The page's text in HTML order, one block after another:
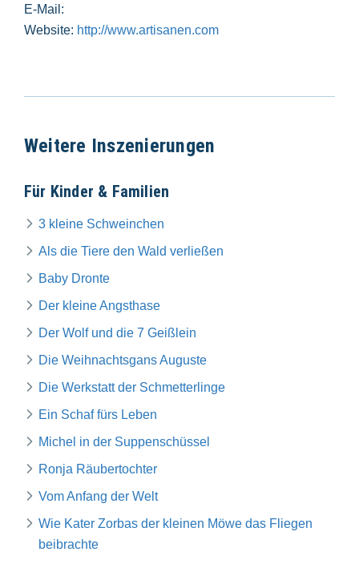
E-Mail:
Website: http://www.artisanen.com
Weitere Inszenierungen
Für Kinder & Familien
3 kleine Schweinchen
Als die Tiere den Wald verließen
Baby Dronte
Der kleine Angsthase
Der Wolf und die 7 Geißlein
Die Weihnachtsgans Auguste
Die Werkstatt der Schmetterlinge
Ein Schaf fürs Leben
Michel in der Suppenschüssel
Ronja Räubertochter
Vom Anfang der Welt
Wie Kater Zorbas der kleinen Möwe das Fliegen
beibrachte